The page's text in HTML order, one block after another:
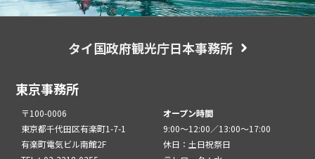
タイ国政府観光庁日本事務所
東京事務所
〒100-0006
東京都千代田区有楽町1-7-1
有楽町電気ビル南館2F
オープン時間
9:00～12:00／13:00～17:00
休日：土日祝祭日